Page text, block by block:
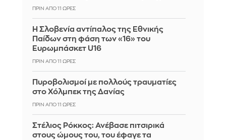
ΠΡΙΝ ΑΠΌ 11 ΏΡΕΣ
Η Σλοβενία αντίπαλος της Εθνικής
Παίδων στη φάση των «16» του
Ευρωμπάσκετ U16
ΠΡΙΝ ΑΠΌ 11 ΏΡΕΣ
Πυροβολισμοί με πολλούς τραυματίες
στο Χόλμπεκ της Δανίας
ΠΡΙΝ ΑΠΌ 11 ΏΡΕΣ
Στέλιος Ρόκκος: Ανέβασε πιτσιρικά
στους ώμους του, του έφαγε τα